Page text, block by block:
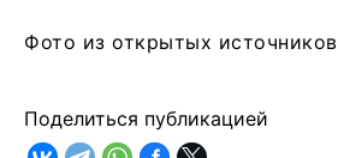
Фото из открытых источников
Поделиться публикацией